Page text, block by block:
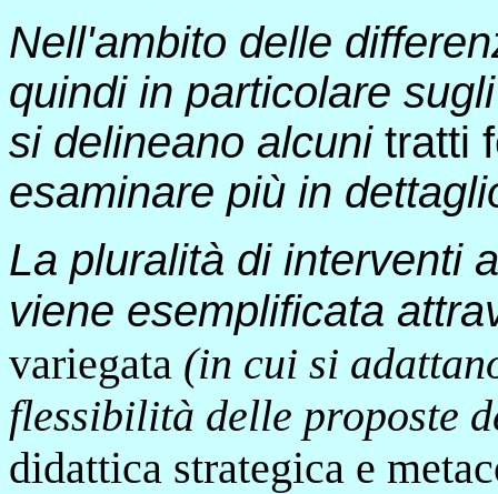
Nell'ambito delle
quindi in particolare
si delineano alcuni tratti
esaminare più in
La pluralità di interventi
viene esemplificata
variegata (in cui si
flessibilità delle proposte
didattica strategica e